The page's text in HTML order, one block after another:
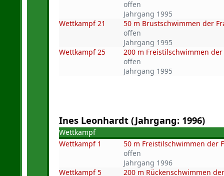
offen
Jahrgang 1995
Wettkampf 21
50 m Brustschwimmen der
offen
Jahrgang 1995
Wettkampf 25
200 m Freistilschwimmen
offen
Jahrgang 1995
Ines Leonhardt (Jahrgang: 1996)
Wettkampf
Wettkampf 1
50 m Freistilschwimmen der
offen
Jahrgang 1996
Wettkampf 5
200 m Rückenschwimmen